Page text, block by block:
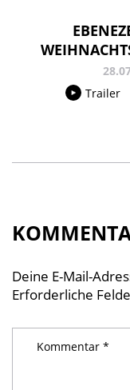
Trailer
Deine E-Mail-
Erforderliche